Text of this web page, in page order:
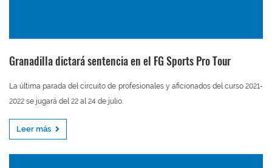
Granadilla dictará sentencia en el FG Sports Pro Tour
La última parada del circuito de profesionales y aficionados del curso 2021-
2022 se jugará del 22 al 24 de julio.
Leer más